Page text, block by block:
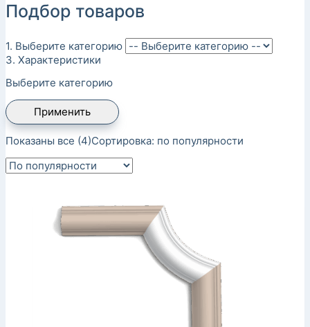
Подбор товаров
1. Выберите категорию
3. Характеристики
Выберите категорию
Применить
Показаны все (4)Сортировка: по популярности